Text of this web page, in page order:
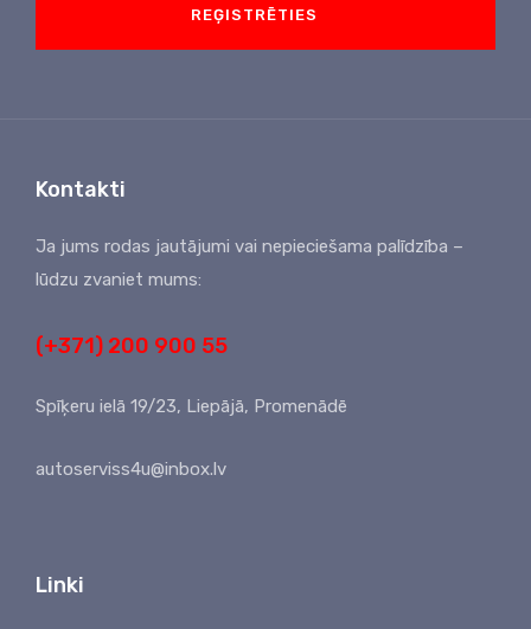
REĢISTRĒTIES
Kontakti
Ja jums rodas jautājumi vai nepieciešama palīdzība –
lūdzu zvaniet mums:
(+371) 200 900 55
Spīķeru ielā 19/23, Liepājā, Promenādē
autoserviss4u@inbox.lv
Linki